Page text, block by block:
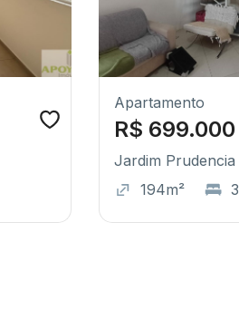
Apartamento
R$ 699.000
Jardim Prudencia
194m²
3